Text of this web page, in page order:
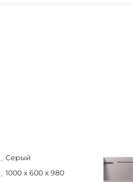
Серый
1000 х 600 х 980